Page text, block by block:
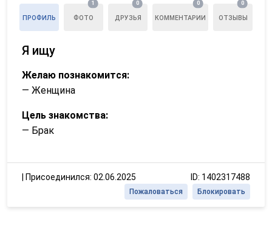
ПРОФИЛЬ ФОТО
1
ДРУЗЬЯ
0
КОММЕНТАРИИ
0
ОТЗЫВЫ
0
Я ищу
Желаю познакомится:
— Женщина
Цель знакомства:
— Брак
| Присоединился: 02.06.2025 ID: 1402317488
Блокировать
Пожаловаться